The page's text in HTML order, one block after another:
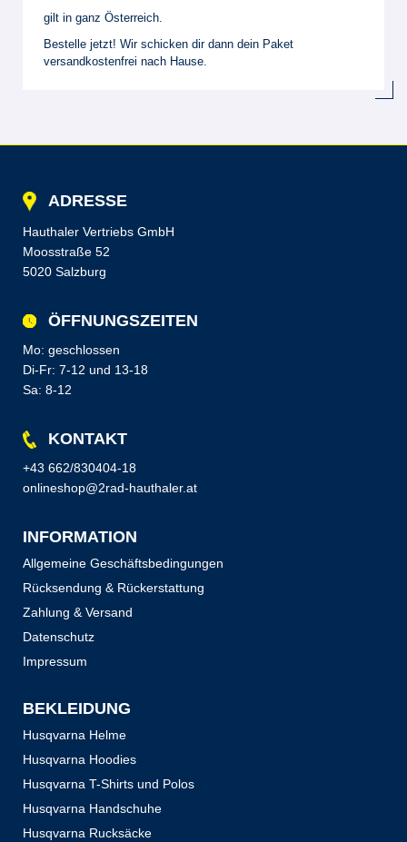
gilt in ganz Österreich.
Bestelle jetzt! Wir schicken dir dann dein Paket
versandkostenfrei nach Hause.
ADRESSE
Hauthaler Vertriebs GmbH
Moosstraße 52
5020 Salzburg
ÖFFNUNGSZEITEN
Mo: geschlossen
Di-Fr: 7-12 und 13-18
Sa: 8-12
KONTAKT
+43 662/830404-18
onlineshop@2rad-hauthaler.at
INFORMATION
Allgemeine Geschäftsbedingungen
Rücksendung & Rückerstattung
Zahlung & Versand
Datenschutz
Impressum
BEKLEIDUNG
Husqvarna Helme
Husqvarna Hoodies
Husqvarna T-Shirts und Polos
Husqvarna Handschuhe
Husqvarna Rucksäcke